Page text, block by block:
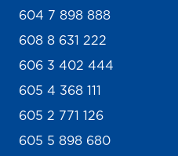
604 7 898 888
608 8 631 222
606 3 402 444
605 4 368 111
605 2 771 126
605 5 898 680